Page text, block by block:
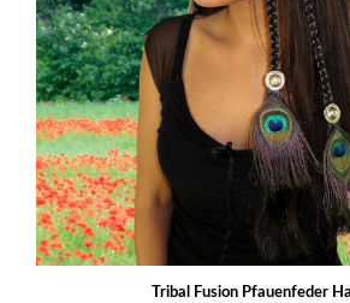
Tribal Fusion Pfauenfeder